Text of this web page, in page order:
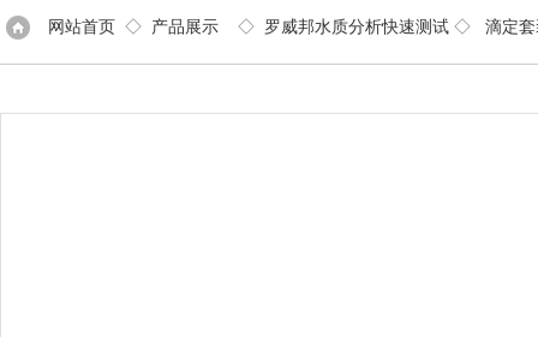
网站首页 ◇ 产品展示 ◇ 罗威邦水质分析快速测试 ◇ 滴定